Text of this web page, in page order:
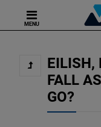
MENU
EILISH,
FALL
GO?